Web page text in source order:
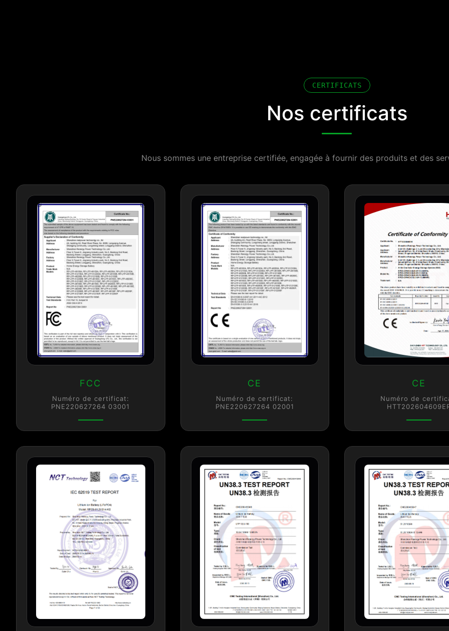
CERTIFICATS
Nos certificats
Nous sommes une entreprise certifiée, engagée à fournir des produits et des
FCC
Numéro de certificat:
PNE220627264 03001
CE
Numéro de certificat:
PNE220627264 02001
CE
Numéro de